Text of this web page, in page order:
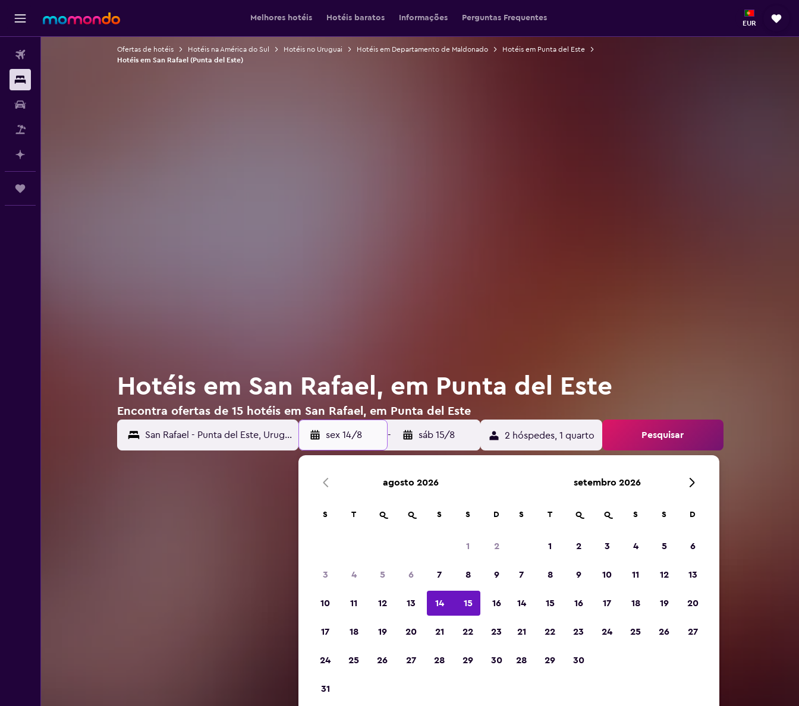
Melhores hotéis Hotéis baratos Informações Perguntas Frequentes
EUR
Ofertas de hotéis Hotéis na América do Sul Hotéis no Uruguai Hotéis em Departamento de Maldonado
Hotéis em Punta del Este
Hotéis em San Rafael (Punta del Este)
Hotéis em San Rafael, em Punta del Este
Encontra ofertas de 15 hotéis em San Rafael, em Punta del Este
sex 14/8 - sáb 15/8 2 hóspedes, 1 quarto Pesquisar
agosto 2026
S T Q Q S S D
1 2
3 4 5 6 7 8 9
10 11 12 13 14 15 16
17 18 19 20 21 22 23
24 25 26 27 28 29 30
31
setembro 2026
S T Q Q S S D
1 2 3 4 5 6
7 8 9 10 11 12 13
14 15 16 17 18 19 20
21 22 23 24 25 26 27
28 29 30